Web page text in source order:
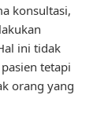
konsultasi,
ini tidak
tetapi
orang yang